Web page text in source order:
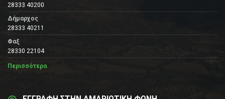
28333 40200
Δήμαρχος
28333 40211
Φαξ
28330 22104
Περισσότερα